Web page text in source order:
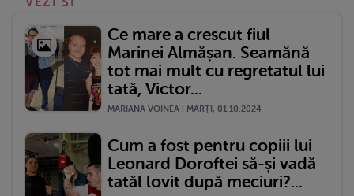
Ce mare a crescut fiul
Marinei Almășan. Seamănă
tot mai mult cu regretatul lui
tată, Victor...
MARIANA VOINEA | MARŢI, 01.10.2024
Cum a fost pentru copiii lui
Leonard Doroftei să-și vadă
tatăl lovit după meciuri?...